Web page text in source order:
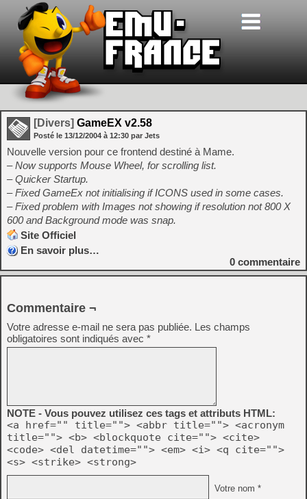
[Divers] GameEX v2.58
Posté le 13/12/2004 à 12:30 par Jets
Nouvelle version pour ce frontend destiné à Mame.
– Now supports Mouse Wheel, for scrolling list.
– Quicker Startup.
– Fixed GameEx not initialising if ICONS used in some cases.
– Fixed problem with Images not showing if resolution not 800 X
600 and Background mode was snap.
Site Officiel
En savoir plus…
0 commentaire
Commentaire ¬
Votre adresse e-mail ne sera pas publiée. Les champs
obligatoires sont indiqués avec *
NOTE - Vous pouvez utilisez ces tags et attributs HTML:
<a href="" title=""> <abbr title=""> <acronym
title=""> <b> <blockquote cite=""> <cite>
<code> <del datetime=""> <em> <i> <q cite="">
<s> <strike> <strong>
Votre nom *